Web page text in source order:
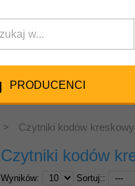
PRODUCENCI
> Czytniki kodów
Czytniki kodów
Wyników: Sortuj::